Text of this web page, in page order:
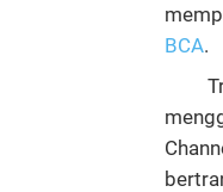
BCA.